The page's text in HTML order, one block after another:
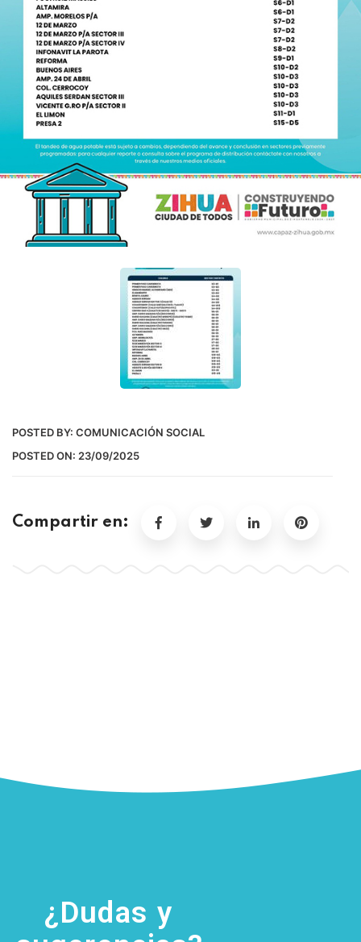
POSTED BY: COMUNICACIÓN SOCIAL
POSTED ON: 23/09/2025
Compartir en:
¿Dudas y